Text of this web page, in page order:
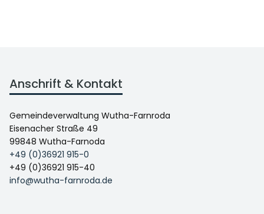
Anschrift & Kontakt
Gemeindeverwaltung Wutha-Farnroda
Eisenacher Straße 49
99848 Wutha-Farnoda
+49 (0)36921 915-0
+49 (0)36921 915-40
info@wutha-farnroda.de